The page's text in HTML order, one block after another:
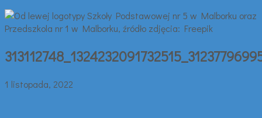
1 listopada, 2022